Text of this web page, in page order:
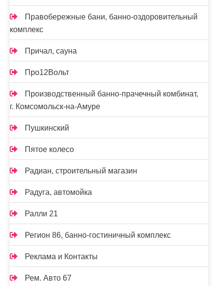
Правобережные бани, банно-оздоровительный
комплекс
Причал, сауна
Про12Вольт
Производственный банно-прачечный комбинат,
г. Комсомольск-на-Амуре
Пушкинский
Пятое колесо
Радиан, строительный магазин
Радуга, автомойка
Ралли 21
Регион 86, банно-гостиничный комплекс
Реклама и Контакты
Рем. Авто 67